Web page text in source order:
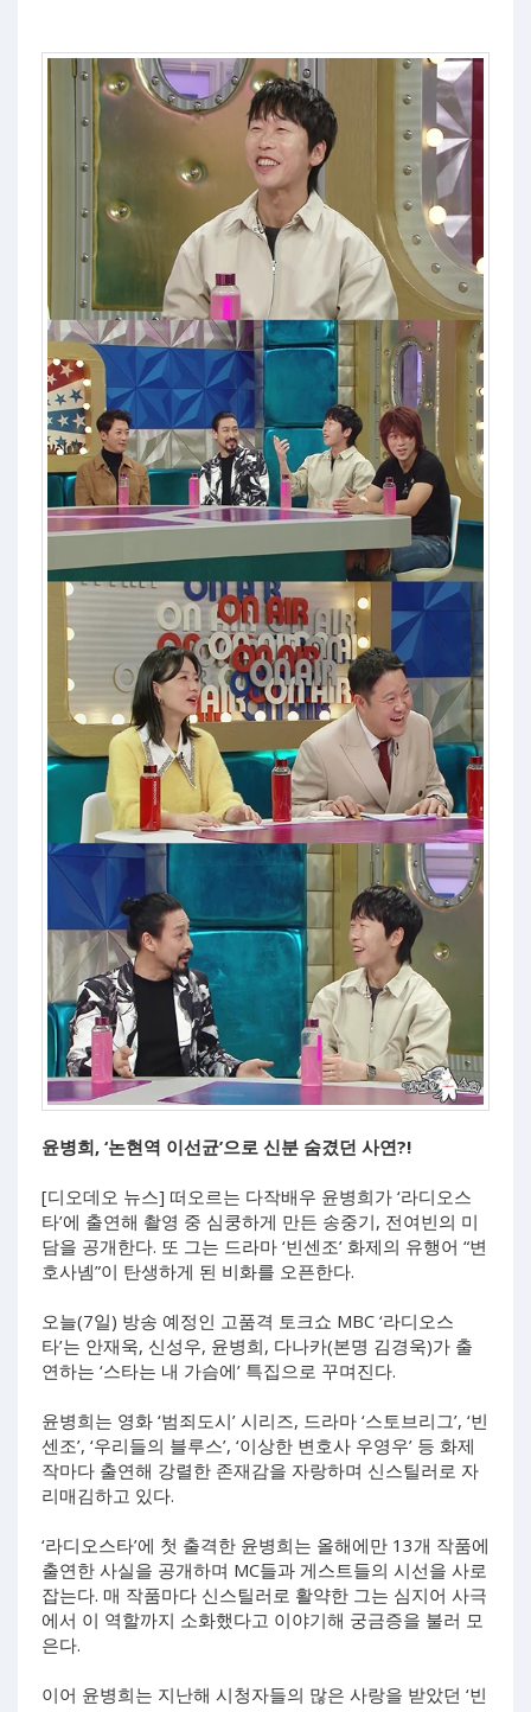
윤병희, ‘논현역 이선균’으로 신분 숨겼던 사연?!
[디오데오 뉴스] 떠오르는 다작배우 윤병희가 ‘라디오스
타’에 출연해 촬영 중 심쿵하게 만든 송중기, 전여빈의 미
담을 공개한다. 또 그는 드라마 ‘빈센조’ 화제의 유행어 “변
호사녬”이 탄생하게 된 비화를 오픈한다.
오늘(7일) 방송 예정인 고품격 토크쇼 MBC ‘라디오스
타’는 안재욱, 신성우, 윤병희, 다나카(본명 김경욱)가 출
연하는 ‘스타는 내 가슴에’ 특집으로 꾸며진다.
윤병희는 영화 ‘범죄도시’ 시리즈, 드라마 ‘스토브리그’, ‘빈
센조’, ‘우리들의 블루스’, ‘이상한 변호사 우영우’ 등 화제
작마다 출연해 강렬한 존재감을 자랑하며 신스틸러로 자
리매김하고 있다.
‘라디오스타’에 첫 출격한 윤병희는 올해에만 13개 작품에
출연한 사실을 공개하며 MC들과 게스트들의 시선을 사로
잡는다. 매 작품마다 신스틸러로 활약한 그는 심지어 사극
에서 이 역할까지 소화했다고 이야기해 궁금증을 불러 모
은다.
이어 윤병희는 지난해 시청자들의 많은 사랑을 받았던 ‘빈